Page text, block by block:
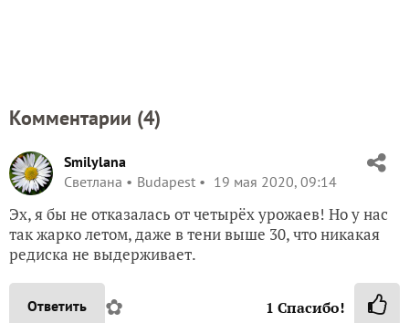
Комментарии (4)
Smilylana
Светлана
Budapest 19 мая 2020, 09:14
Эх, я бы не отказалась от четырёх урожаев! Но у нас
так жарко летом, даже в тени выше 30, что никакая
редиска не выдерживает.
Ответить ✿ 1 Спасибо!